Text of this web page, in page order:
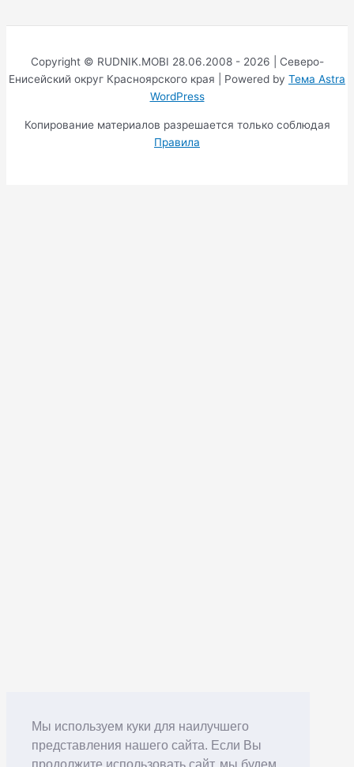
Мы используем куки для наилучшего
представления нашего сайта. Если Вы
Copyright © RUDNIK.MOBI 28.06.2008 - 2026 | Северо-
Енисейский округ Красноярского края | Powered by Тема Astra
WordPress
Копирование материалов разрешается только соблюдая
Правила